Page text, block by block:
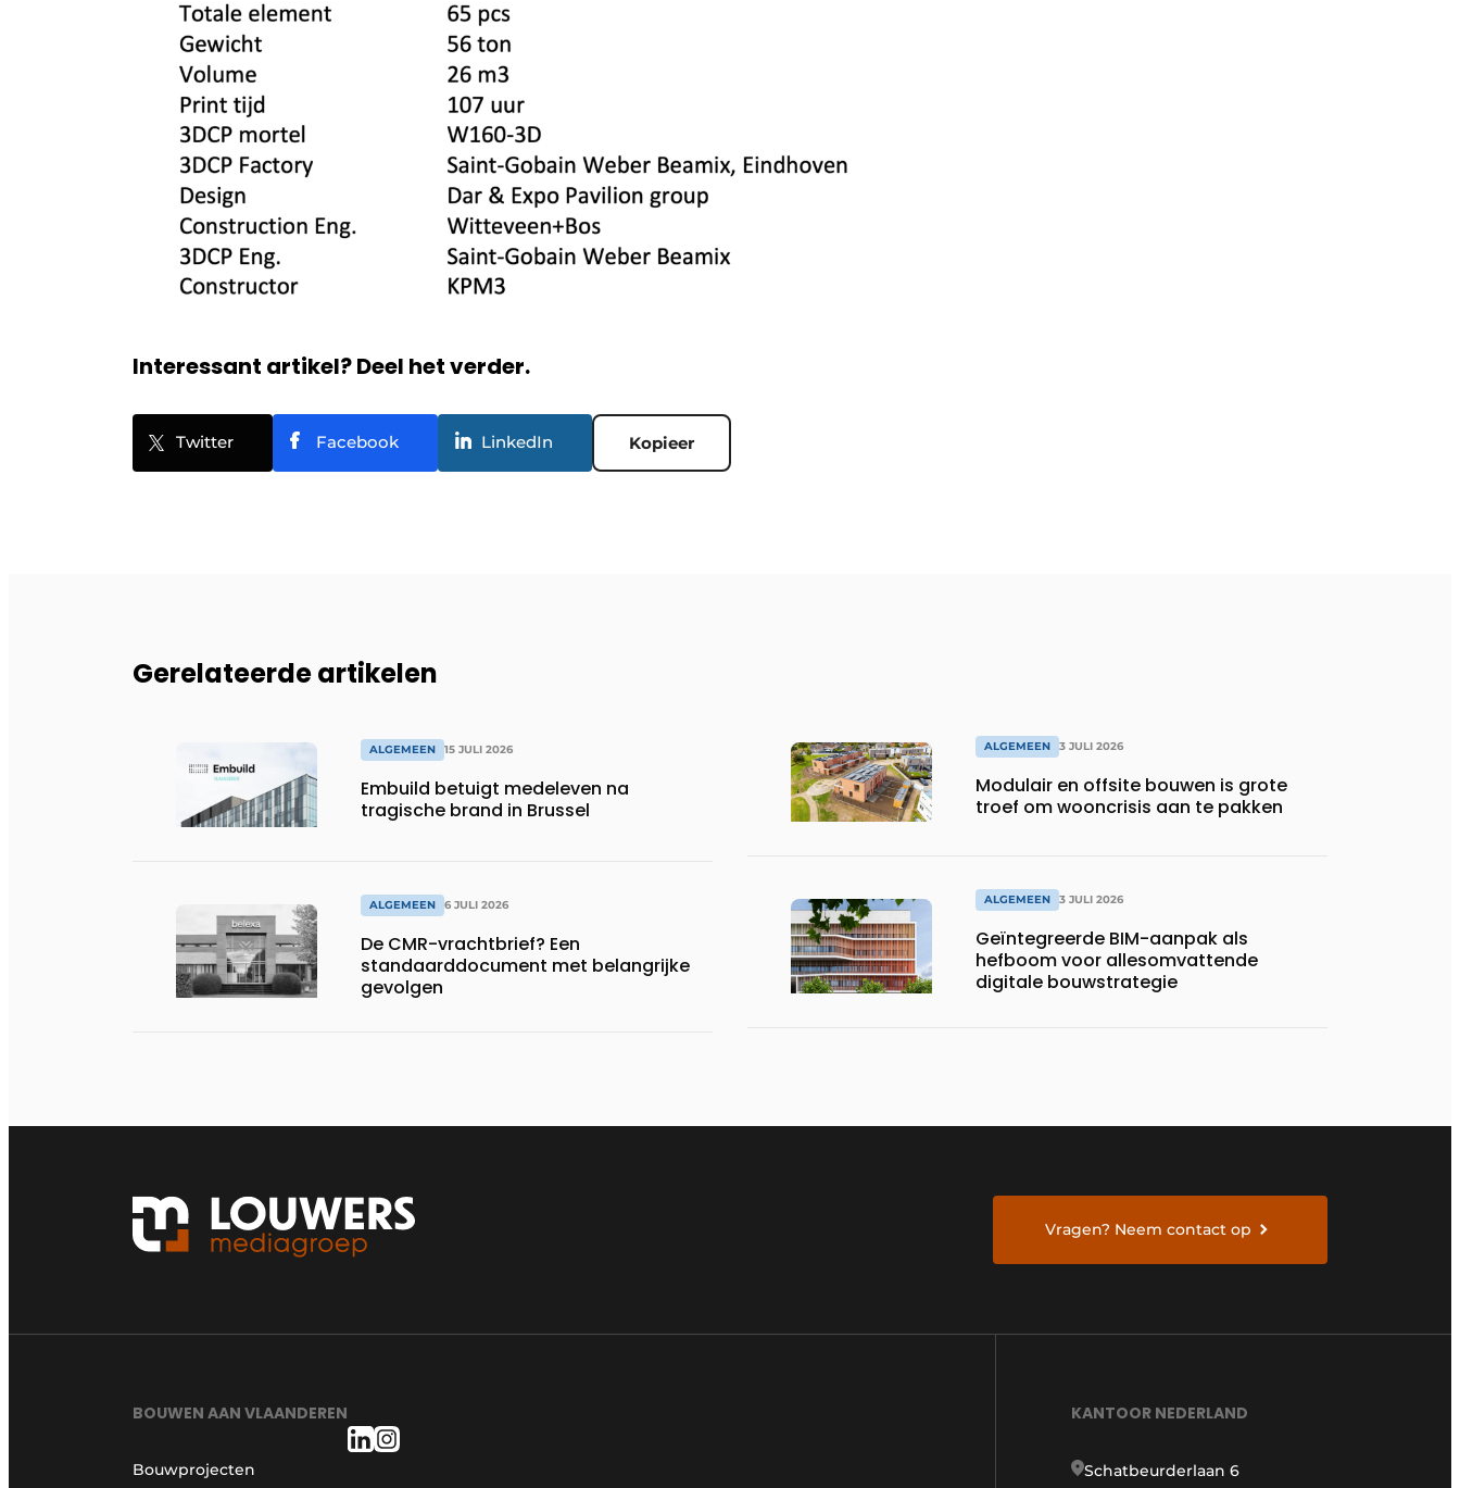
Interessant artikel? Deel het verder.
Twitter Facebook LinkedIn Kopieer
Gerelateerde artikelen
ALGEMEEN 15 JULI 2026
Embuild betuigt medeleven na
tragische brand in Brussel
ALGEMEEN 6 JULI 2026
De CMR-vrachtbrief? Een
standaarddocument met belangrijke
gevolgen
ALGEMEEN 3 JULI 2026
Modulair en offsite bouwen is grote
troef om wooncrisis aan te pakken
ALGEMEEN 3 JULI 2026
Geïntegreerde BIM-aanpak als
hefboom voor allesomvattende
digitale bouwstrategie
Vragen? Neem contact op
BOUWEN AAN VLAANDEREN
Bouwprojecten
KANTOOR NEDERLAND
Schatbeurderlaan 6